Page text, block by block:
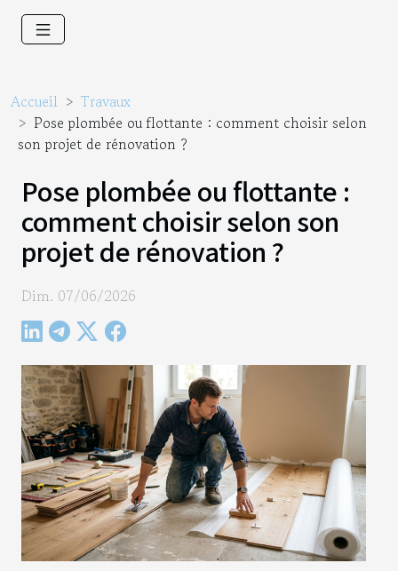
Accueil
Travaux
Pose plombée ou flottante : comment choisir selon
son projet de rénovation ?
Pose plombée ou flottante :
comment choisir selon son
projet de rénovation ?
Dim. 07/06/2026